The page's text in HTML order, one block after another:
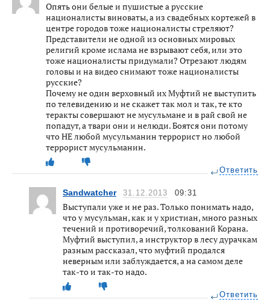
Опять они белые и пушистые а русские
националисты виноваты, а из свадебных кортежей в
центре городов тоже националисты стреляют?
Представители не одной из основных мировых
религий кроме ислама не взрывают себя, или это
тоже националисты придумали? Отрезают людям
головы и на видео снимают тоже националисты
русские?
Почему не один верховный их Муфтий не выступить
по телевидению и не скажет так мол и так, те кто
теракты совершают не мусульмане и в рай свой не
попадут, а твари они и нелюди. Боятся они потому
что НЕ любой мусульманин террорист но любой
террорист мусульманин.
Ответить
Sandwatcher 31.12.2013 09:31
Выступали уже и не раз. Только понимать надо,
что у мусульман, как и у христиан, много разных
течений и противоречий, толкований Корана.
Муфтий выступил, а инструктор в лесу дурачкам
разным рассказал, что муфтий продался
неверным или заблуждается, а на самом деле
так-то и так-то надо.
Ответить